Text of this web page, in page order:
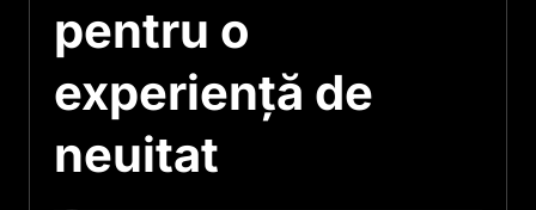
pentru o
experiență de
neuitat